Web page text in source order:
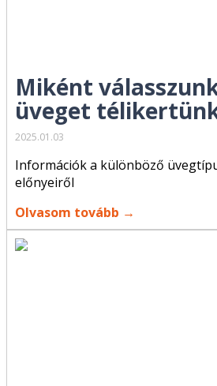
Miként
üveget
2025.01.03
Információk a különböző
előnyeiről
Olvasom tovább →